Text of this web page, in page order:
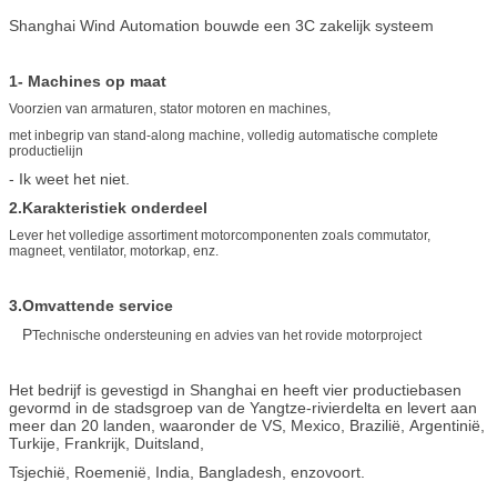
Shanghai Wind Automation bouwde een 3C zakelijk systeem
1- Machines op maat
Voorzien van armaturen, stator motoren en machines,
met inbegrip van stand-along machine, volledig automatische complete
productielijn
- Ik weet het niet.
2.Karakteristiek onderdeel
Lever het volledige assortiment motorcomponenten zoals commutator,
magneet, ventilator, motorkap, enz.
3.Omvattende service
PTechnische ondersteuning en advies van het rovide motorproject
Het bedrijf is gevestigd in Shanghai en heeft vier productiebasen
gevormd in de stadsgroep van de Yangtze-rivierdelta en levert aan
meer dan 20 landen, waaronder de VS, Mexico, Brazilië, Argentinië,
Turkije, Frankrijk, Duitsland,
Tsjechië, Roemenië, India, Bangladesh, enzovoort.